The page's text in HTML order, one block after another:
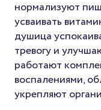
нормализуют
усваивать
душица
тревогу и
работают
воспалениями,
укрепляют